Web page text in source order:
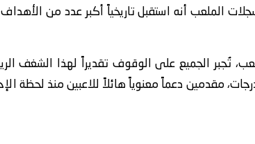
الملعب أنه استقبل تاريخياً أكبر عدد من
تُجبر الجميع على الوقوف تقديراً لهذا الشغف